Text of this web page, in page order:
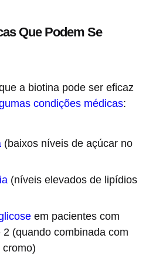
Que Podem Se
a biotina pode ser eficaz
condições médicas:
(baixos níveis de açúcar no
(níveis elevados de lipídios
em pacientes com
2 (quando combinada com
cromo)